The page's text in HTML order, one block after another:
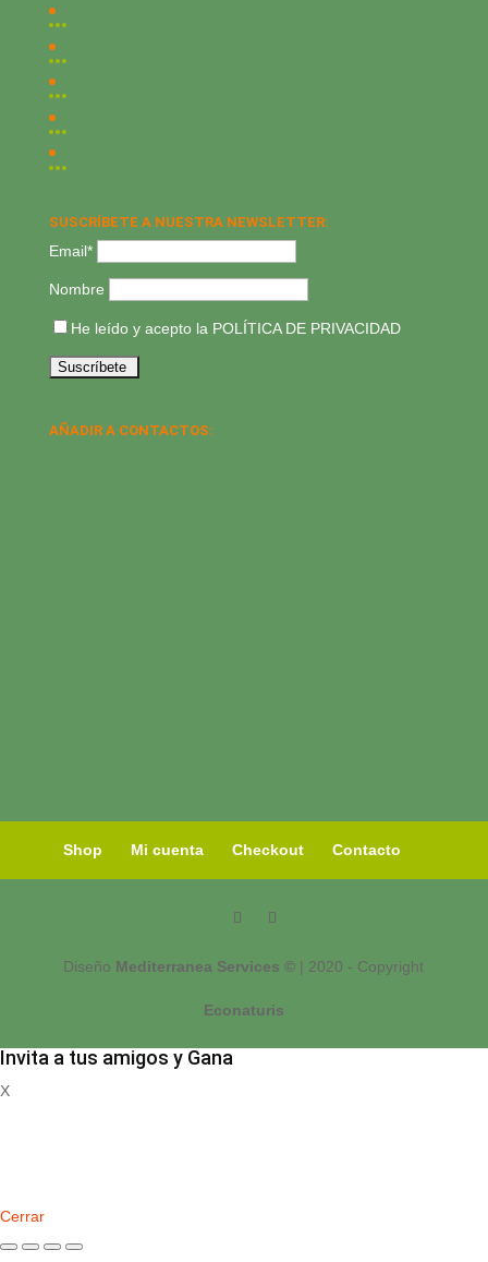
SUSCRÍBETE A NUESTRA NEWSLETTER:
Email*
Nombre
He leído y acepto la POLÍTICA DE PRIVACIDAD
AÑADIR A CONTACTOS:
Shop Mi cuenta Checkout Contacto
Diseño Mediterranea Services © | 2020 - Copyright
Econaturis
Invita a tus amigos y Gana
X
Cerrar